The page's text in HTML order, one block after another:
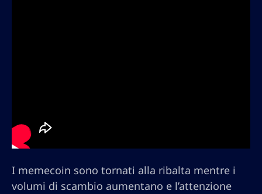
I memecoin sono tornati alla ribalta mentre i
volumi di scambio aumentano e l’attenzione